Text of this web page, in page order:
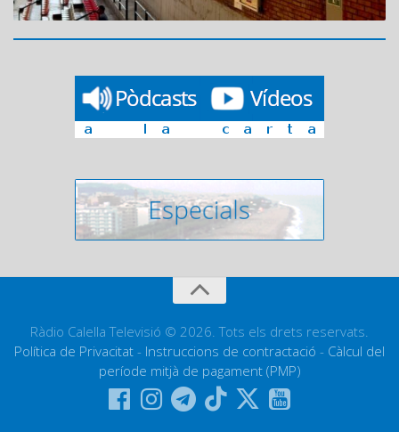
Ràdio Calella Televisió © 2026. Tots els drets reservats.
Política de Privacitat - Instruccions de contractació - Càlcul del
període mitjà de pagament (PMP)